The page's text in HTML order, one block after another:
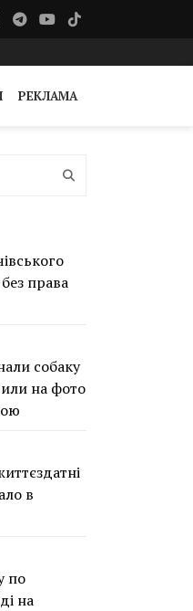
РЕКЛАМА
права
собаку
на фото
в
по
на